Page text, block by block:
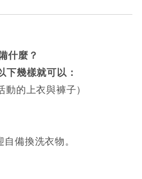
什麼？
下幾樣就可以：
的上衣與褲子）
備換洗衣物。